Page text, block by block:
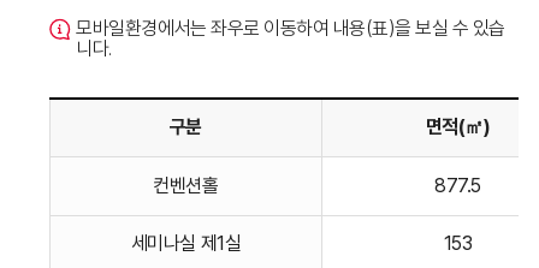
모바일환경에서는 좌우로 이동하여 내용(표)을 보실 수 있습
니다.
구분 면적(㎡)
컨벤션홀 877.5
세미나실 제1실 153